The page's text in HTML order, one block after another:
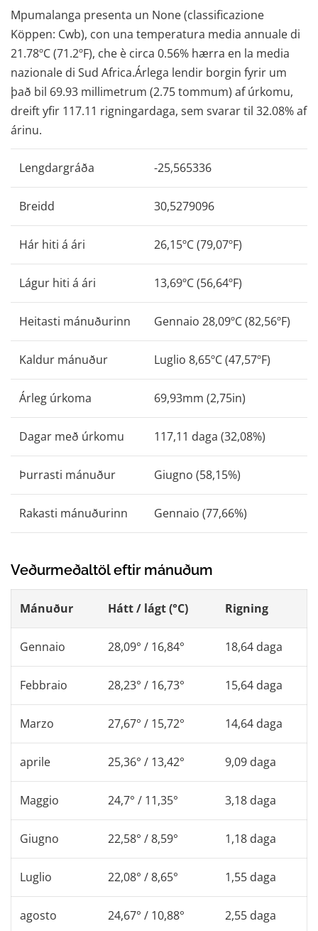
Mpumalanga presenta un None (classificazione
Köppen: Cwb), con una temperatura media annuale di
21.78ºC (71.2ºF), che è circa 0.56% hærra en la media
nazionale di Sud Africa.Árlega lendir borgin fyrir um
það bil 69.93 millimetrum (2.75 tommum) af úrkomu,
dreift yfir 117.11 rigningardaga, sem svarar til 32.08% af
árinu.
Lengdargráða -25,565336
Breidd 30,5279096
Hár hiti á ári 26,15ºC (79,07ºF)
Lágur hiti á ári 13,69ºC (56,64ºF)
Heitasti mánuðurinn Gennaio 28,09ºC (82,56ºF)
Kaldur mánuður Luglio 8,65ºC (47,57ºF)
Árleg úrkoma 69,93mm (2,75in)
Dagar með úrkomu 117,11 daga (32,08%)
Þurrasti mánuður Giugno (58,15%)
Rakasti mánuðurinn Gennaio (77,66%)
Veðurmeðaltöl eftir mánuðum
Mánuður Hátt / lágt (°C) Rigning
Gennaio 28,09° / 16,84° 18,64 daga
Febbraio 28,23° / 16,73° 15,64 daga
Marzo 27,67° / 15,72° 14,64 daga
aprile 25,36° / 13,42° 9,09 daga
Maggio 24,7° / 11,35° 3,18 daga
Giugno 22,58° / 8,59° 1,18 daga
Luglio 22,08° / 8,65° 1,55 daga
agosto 24,67° / 10,88° 2,55 daga